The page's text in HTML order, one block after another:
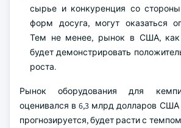
сырье и конкуренция со стороны
форм досуга, могут оказаться
Тем не менее, рынок в США, как
будет демонстрировать
роста.
Рынок оборудования для
оценивался в 6,3 млрд долларов США
прогнозируется, будет расти с